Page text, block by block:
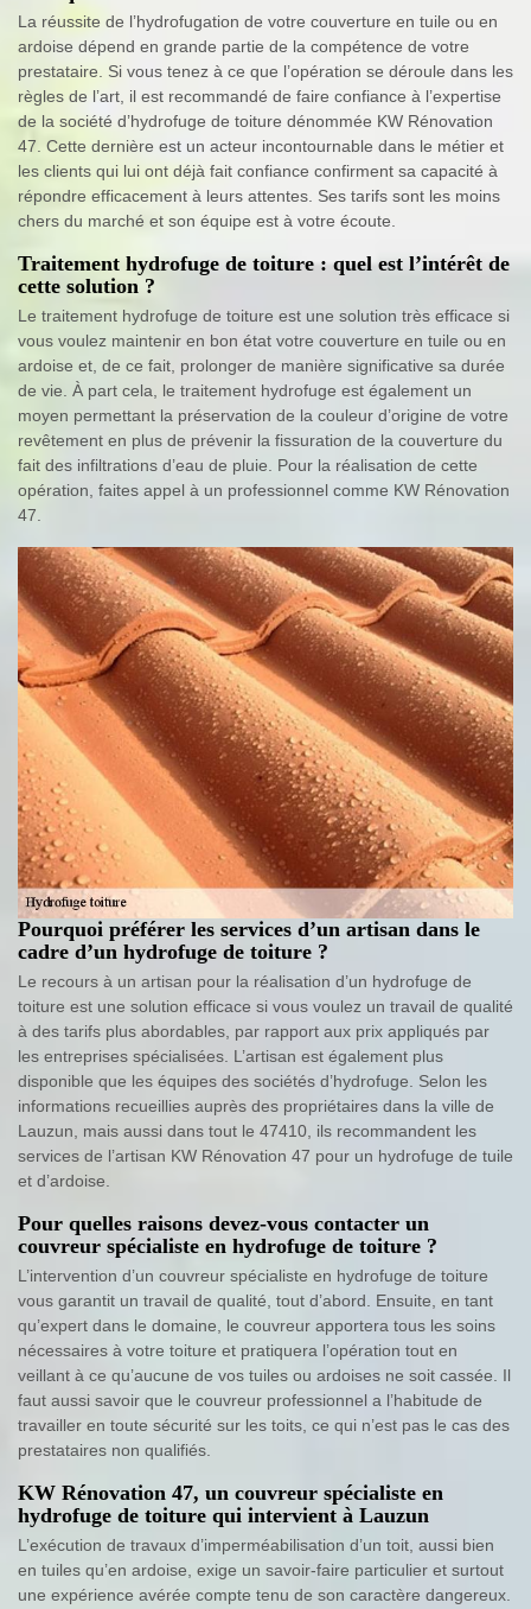
La réussite de l’hydrofugation de votre couverture en tuile ou en
ardoise dépend en grande partie de la compétence de votre
prestataire. Si vous tenez à ce que l’opération se déroule dans les
règles de l’art, il est recommandé de faire confiance à l’expertise
de la société d’hydrofuge de toiture dénommée KW Rénovation
47. Cette dernière est un acteur incontournable dans le métier et
les clients qui lui ont déjà fait confiance confirment sa capacité à
répondre efficacement à leurs attentes. Ses tarifs sont les moins
chers du marché et son équipe est à votre écoute.
Traitement hydrofuge de toiture : quel est l’intérêt de
cette solution ?
Le traitement hydrofuge de toiture est une solution très efficace si
vous voulez maintenir en bon état votre couverture en tuile ou en
ardoise et, de ce fait, prolonger de manière significative sa durée
de vie. À part cela, le traitement hydrofuge est également un
moyen permettant la préservation de la couleur d’origine de votre
revêtement en plus de prévenir la fissuration de la couverture du
fait des infiltrations d’eau de pluie. Pour la réalisation de cette
opération, faites appel à un professionnel comme KW Rénovation
47.
Pourquoi préférer les services d’un artisan dans le
cadre d’un hydrofuge de toiture ?
Le recours à un artisan pour la réalisation d’un hydrofuge de
toiture est une solution efficace si vous voulez un travail de qualité
à des tarifs plus abordables, par rapport aux prix appliqués par
les entreprises spécialisées. L’artisan est également plus
disponible que les équipes des sociétés d’hydrofuge. Selon les
informations recueillies auprès des propriétaires dans la ville de
Lauzun, mais aussi dans tout le 47410, ils recommandent les
services de l’artisan KW Rénovation 47 pour un hydrofuge de tuile
et d’ardoise.
Pour quelles raisons devez-vous contacter un
couvreur spécialiste en hydrofuge de toiture ?
L’intervention d’un couvreur spécialiste en hydrofuge de toiture
vous garantit un travail de qualité, tout d’abord. Ensuite, en tant
qu’expert dans le domaine, le couvreur apportera tous les soins
nécessaires à votre toiture et pratiquera l’opération tout en
veillant à ce qu’aucune de vos tuiles ou ardoises ne soit cassée. Il
faut aussi savoir que le couvreur professionnel a l’habitude de
travailler en toute sécurité sur les toits, ce qui n’est pas le cas des
prestataires non qualifiés.
KW Rénovation 47, un couvreur spécialiste en
hydrofuge de toiture qui intervient à Lauzun
L’exécution de travaux d’imperméabilisation d’un toit, aussi bien
en tuiles qu’en ardoise, exige un savoir-faire particulier et surtout
une expérience avérée compte tenu de son caractère dangereux.